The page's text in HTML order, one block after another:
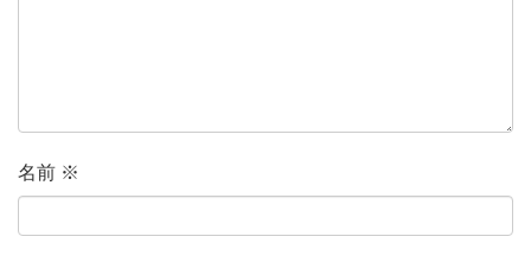
名前 ※